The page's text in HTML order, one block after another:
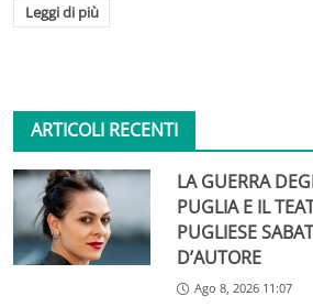
Leggi di più
ARTICOLI RECENTI
LA GUERRA
PUGLIA E IL
PUGLIESE
D’AUTORE
Ago 8, 2026 11:07